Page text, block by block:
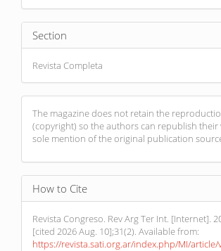
Section
Revista Completa
The magazine does not retain the
(copyright) so the authors can republish their
sole mention of the original publication
How to Cite
Revista Congreso. Rev Arg Ter Int. [Internet].
[cited 2026 Aug. 10];31(2). Available from:
https://revista.sati.org.ar/index.php/MI/article/